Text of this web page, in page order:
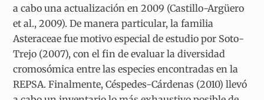
a cabo una actualización en 2009 (Castillo-Argüero
et al., 2009). De manera particular, la familia
Asteraceae fue motivo especial de estudio por Soto-
Trejo (2007), con el fin de evaluar la diversidad
cromosómica entre las especies encontradas en la
REPSA. Finalmente, Céspedes-Cárdenas (2010) llevó